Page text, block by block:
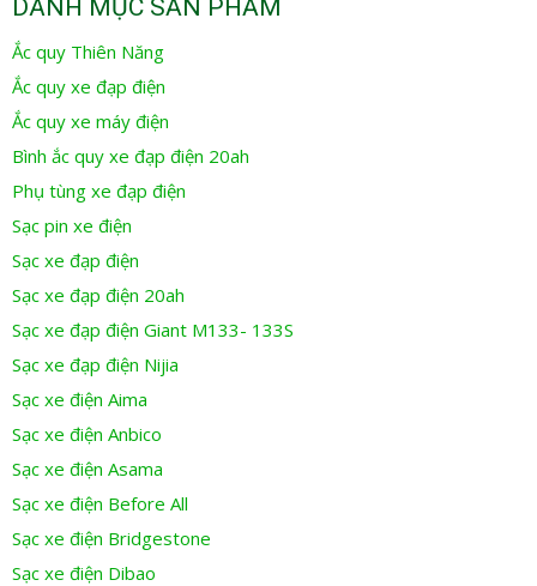
DANH MỤC SẢN PHẨM
Ắc quy Thiên Năng
Ắc quy xe đạp điện
Ắc quy xe máy điện
Bình ắc quy xe đạp điện 20ah
Phụ tùng xe đạp điện
Sạc pin xe điện
Sạc xe đạp điện
Sạc xe đạp điện 20ah
Sạc xe đạp điện Giant M133- 133S
Sạc xe đạp điện Nijia
Sạc xe điện Aima
Sạc xe điện Anbico
Sạc xe điện Asama
Sạc xe điện Before All
Sạc xe điện Bridgestone
Sạc xe điện Dibao